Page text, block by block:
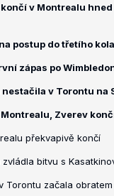
v Montrealu
postup do třetího
zápas po
v Torontu na
Montrealu, Zverev
překvapivě končí
zvládla bitvu s
Torontu začala obratem